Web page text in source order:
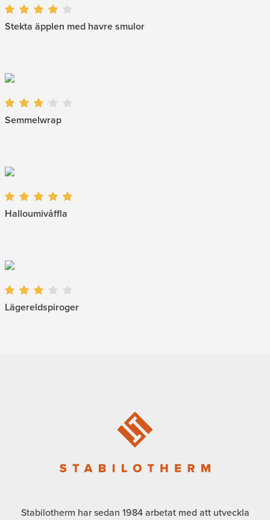
Stekta äpplen med havre smulor
Semmelwrap
Halloumivåffla
Lägereldspiroger
Stabilotherm har sedan 1984 arbetat med att utveckla